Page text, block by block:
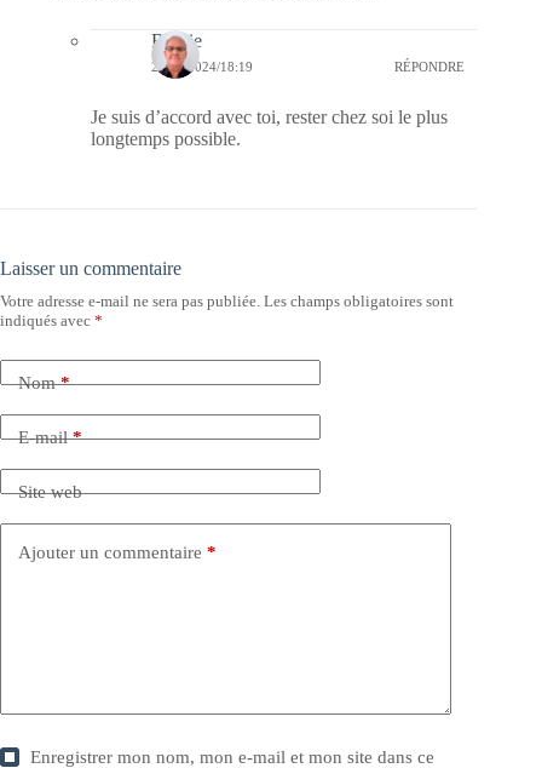
Bernie
22/08/2024/18:19 RÉPONDRE
Je suis d’accord avec toi, rester chez soi le plus
longtemps possible.
Laisser un commentaire
Votre adresse e-mail ne sera pas publiée. Les champs obligatoires sont
indiqués avec *
Nom*
E-mail*
Site web
Ajouter un commentaire *
Enregistrer mon nom, mon e-mail et mon site dans ce